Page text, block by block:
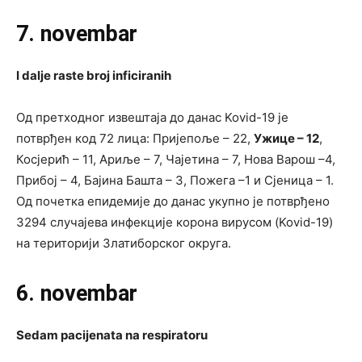
7. novembar
I dalje raste broj inficiranih
Од претходног извештаја до данас Kovid-19 је
потврђен код 72 лицa: Пријепоље – 22, Ужице – 12,
Косјерић – 11, Ариље – 7, Чајетина – 7, Нова Варош –4,
Прибој – 4, Бајина Башта – 3, Пожега –1 и Сјеница – 1.
Од почетка епидемије до данас укупно је потврђено
3294 случајева инфекције корона вирусом (Kovid-19)
на територији Златиборског округа.
6. novembar
Sedam pacijenata na respiratoru